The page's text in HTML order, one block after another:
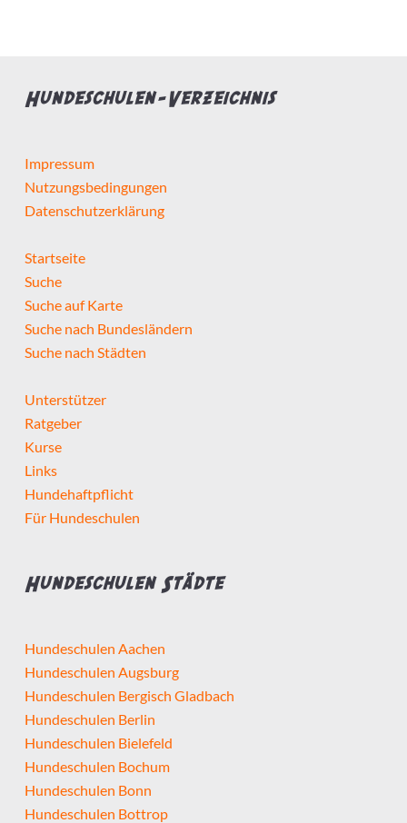
Hundeschulen-Verzeichnis
Impressum
Nutzungsbedingungen
Datenschutzerklärung
Startseite
Suche
Suche auf Karte
Suche nach Bundesländern
Suche nach Städten
Unterstützer
Ratgeber
Kurse
Links
Hundehaftpflicht
Für Hundeschulen
Hundeschulen Städte
Hundeschulen Aachen
Hundeschulen Augsburg
Hundeschulen Bergisch Gladbach
Hundeschulen Berlin
Hundeschulen Bielefeld
Hundeschulen Bochum
Hundeschulen Bonn
Hundeschulen Bottrop